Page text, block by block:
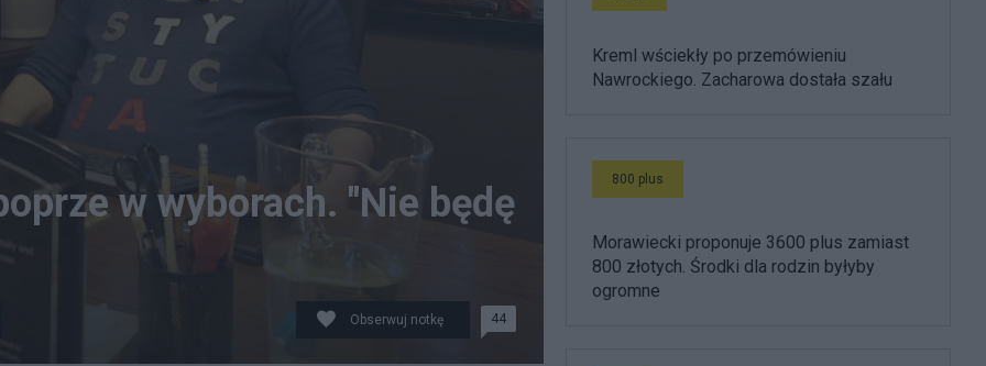
w wyborach. "Nie będę
Obserwuj notkę 44
Kreml wściekły po przemówieniu
Nawrockiego. Zacharowa dostała szału
800 plus
Morawiecki proponuje 3600 plus zamiast
800 złotych. Środki dla rodzin byłyby
ogromne